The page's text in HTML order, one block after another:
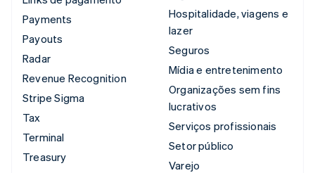
Payments
Payouts
Radar
Revenue Recognition
Stripe Sigma
Tax
Terminal
Treasury
Hospitalidade, viagens e
lazer
Seguros
Mídia e entretenimento
Organizações sem fins
lucrativos
Serviços profissionais
Setor público
Varejo